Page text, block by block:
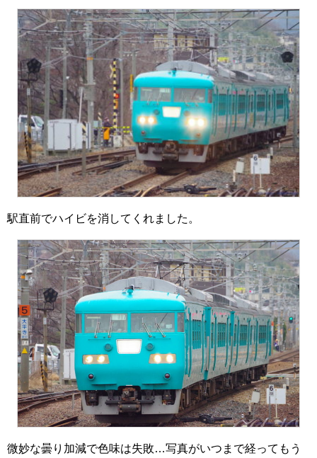
駅直前でハイビを消してくれました。
微妙な曇り加減で色味は失敗…写真がいつまで経ってもう